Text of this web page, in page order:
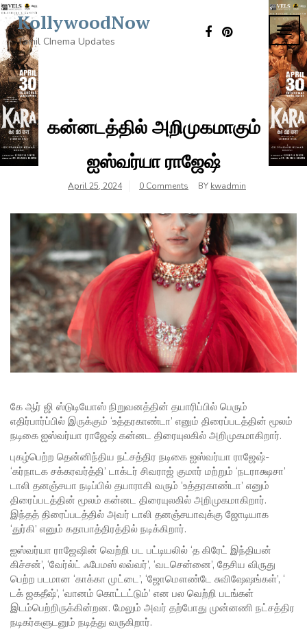
Skip
to
content
KollywoodNow
Tamil CInema Updates
கன்னடத்தில் அறிமுகமாகும்
ஐஸ்வர்யா ராஜேஷ்
April 25, 2024 0 Comments BY kwadmin
கே ஆர் ஜி ஸ்டுடியோஸ் நிறுவனத்தின் தயாரிப்பில் பெரும்
எதிர்பார்ப்பில் இருக்கும் ‘உத்தரகாண்டா’ எனும் திரைப்படத்தின் மூலம்
நடிகை ஐஸ்வர்யா ராஜேஷ் கன்னட திரையுலகில் அறிமுகமாகிறார்.
புகழ்பெற்ற தென்னிந்திய நட்சத்திர நடிகை ஐஸ்வர்யா ராஜேஷ்-
‘கர்நாடக சக்கரவர்த்தி’ டாக்டர் சிவராஜ் குமார் மற்றும் ‘நடராக்ஷசா’
டாலி தனஞ்சயா நடிப்பில் தயாராகி வரும் ‘உத்தரகாண்டா’ எனும்
திரைப்படத்தின் மூலம் கன்னட திரையுலகில் அறிமுகமாகிறார்.
இந்தத் திரைப்படத்தில் அவர் டாலி தனஞ்சயாவுக்கு ஜோடியாக
‘துர்கி’ எனும் கதாபாத்திரத்தில் நடிக்கிறார்.
ஐஸ்வர்யா ராஜேஷின் வெற்றி பட பட்டியலில் ‘த கிரேட் இந்தியன்
கிச்சன்’, ‘வேர்ல்ட் ஃபேமஸ் லவ்வர்’, ‘வடசென்னை’, தேசிய விருது
பெற்ற படமான ‘காக்கா முட்டை’, ‘ஜோமௌண்டே சுவிஷேஷங்கள்’, ‘
டக் ஜகதீஷ்’, ‘வானம் கொட்டட்டும்’ என பல வெற்றி படங்கள்
இடம்பெற்றிருக்கின்றன. மேலும் அவர் தற்போது முன்னணி நட்சத்திர
நடிகர்களுடனும் நடித்து வருகிறார்.